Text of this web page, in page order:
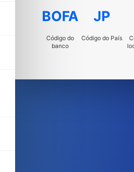
BOFA
Código do
banco
JP
Código do País